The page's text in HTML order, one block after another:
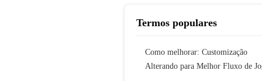
Termos populares
Como melhorar: Customização
Alterando para Melhor Fluxo de